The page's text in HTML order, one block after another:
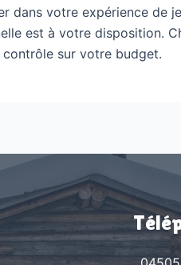
dans votre expérience de
est à votre disposition.
contrôle sur votre budget.